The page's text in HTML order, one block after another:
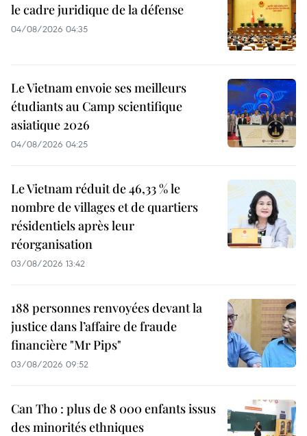
le cadre juridique de la défense
04/08/2026 04:35
Le Vietnam envoie ses meilleurs
étudiants au Camp scientifique
asiatique 2026
04/08/2026 04:25
Le Vietnam réduit de 46,33 % le
nombre de villages et de quartiers
résidentiels après leur
réorganisation
03/08/2026 13:42
188 personnes renvoyées devant la
justice dans l’affaire de fraude
financière "Mr Pips"
03/08/2026 09:52
Can Tho : plus de 8 000 enfants issus
des minorités ethniques